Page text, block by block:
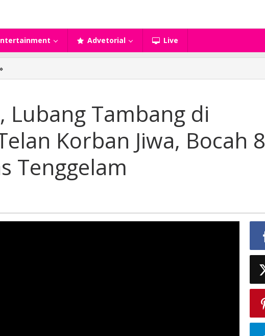
Advetorial Live
Terurus,
Trenggalek
Telan
Korban
Bocah
8
Lubang Tambang di
Korban Jiwa, Bocah 8
Tenggelam